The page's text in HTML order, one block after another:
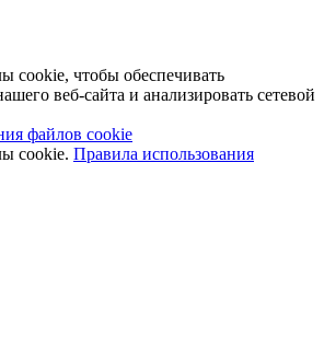
cookie, чтобы обеспечивать
веб-сайта и анализировать сетевой
файлов cookie
cookie. Правила использования